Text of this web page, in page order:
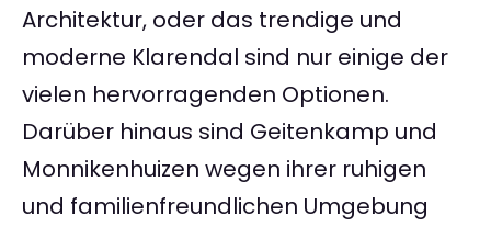
Architektur, oder das trendige und
moderne Klarendal sind nur einige der
vielen hervorragenden Optionen.
Darüber hinaus sind Geitenkamp und
Monnikenhuizen wegen ihrer ruhigen
und familienfreundlichen Umgebung